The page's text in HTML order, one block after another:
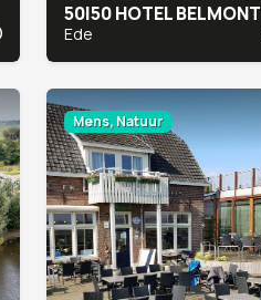
50|50 HOTEL BELMONT
Ede
Mens, Natuur